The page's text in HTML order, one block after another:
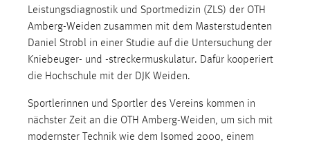
Leistungsdiagnostik und Sportmedizin (ZLS) der OTH
Amberg-Weiden zusammen mit dem Masterstudenten
Daniel Strobl in einer Studie auf die Untersuchung der
Kniebeuger- und -streckermuskulatur. Dafür kooperiert
die Hochschule mit der DJK Weiden.
Sportlerinnen und Sportler des Vereins kommen in
nächster Zeit an die OTH Amberg-Weiden, um sich mit
modernster Technik wie dem Isomed 2000, einem